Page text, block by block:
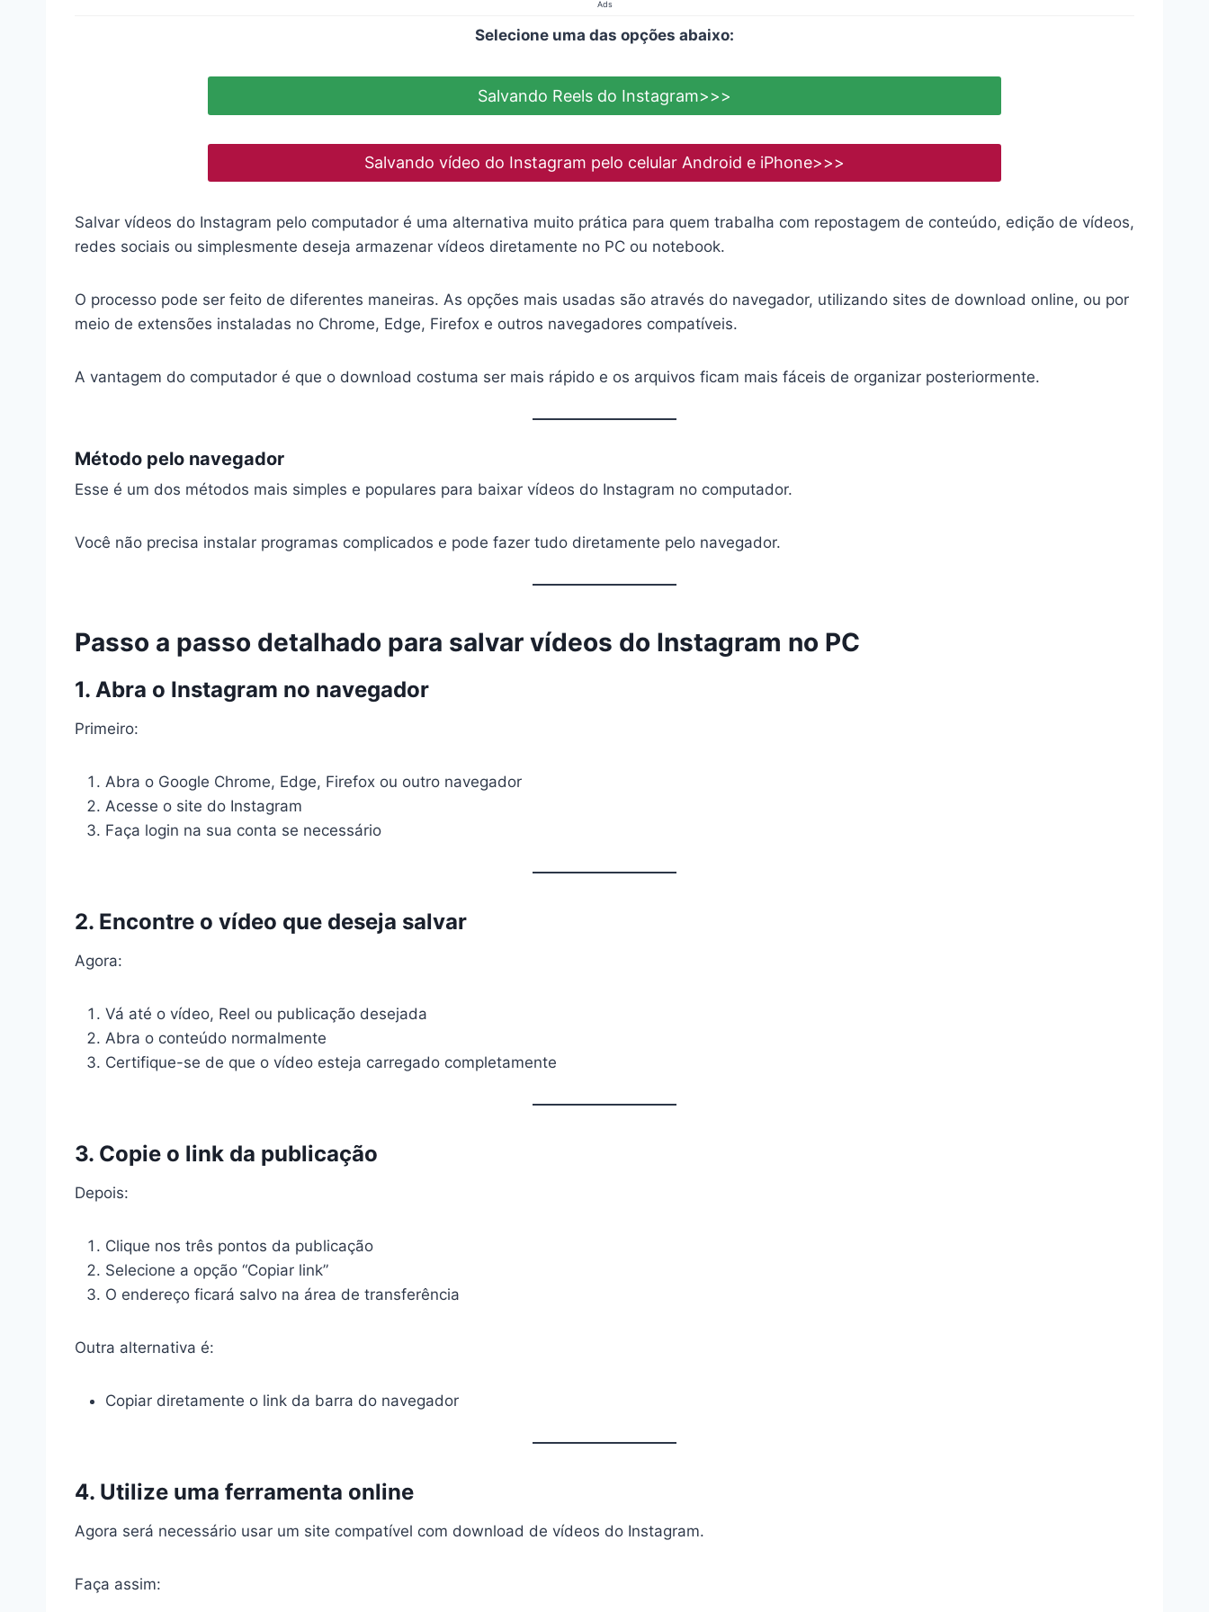
Ads
Selecione uma das opções abaixo:
Salvando Reels do Instagram>>>
Salvando vídeo do Instagram pelo celular Android e iPhone>>>
Salvar vídeos do Instagram pelo computador é uma alternativa muito prática para quem trabalha com repostagem de conteúdo, edição de vídeos,
redes sociais ou simplesmente deseja armazenar vídeos diretamente no PC ou notebook.
O processo pode ser feito de diferentes maneiras. As opções mais usadas são através do navegador, utilizando sites de download online, ou por
meio de extensões instaladas no Chrome, Edge, Firefox e outros navegadores compatíveis.
A vantagem do computador é que o download costuma ser mais rápido e os arquivos ficam mais fáceis de organizar posteriormente.
Método pelo navegador
Esse é um dos métodos mais simples e populares para baixar vídeos do Instagram no computador.
Você não precisa instalar programas complicados e pode fazer tudo diretamente pelo navegador.
Passo a passo detalhado para salvar vídeos do Instagram no PC
1. Abra o Instagram no navegador
Primeiro:
Abra o Google Chrome, Edge, Firefox ou outro navegador
Acesse o site do Instagram
Faça login na sua conta se necessário
2. Encontre o vídeo que deseja salvar
Agora:
Vá até o vídeo, Reel ou publicação desejada
Abra o conteúdo normalmente
Certifique-se de que o vídeo esteja carregado completamente
3. Copie o link da publicação
Depois:
Clique nos três pontos da publicação
Selecione a opção “Copiar link”
O endereço ficará salvo na área de transferência
Outra alternativa é:
Copiar diretamente o link da barra do navegador
4. Utilize uma ferramenta online
Agora será necessário usar um site compatível com download de vídeos do Instagram.
Faça assim: